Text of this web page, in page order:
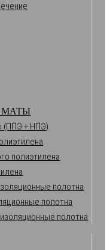
МАТЫ
(ППЭ + НПЭ)
полиэтилена
полотна
полотна
полотна